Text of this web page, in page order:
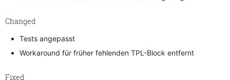
Changed
Tests angepasst
Workaround für früher fehlenden TPL-Block entfernt
Fixed